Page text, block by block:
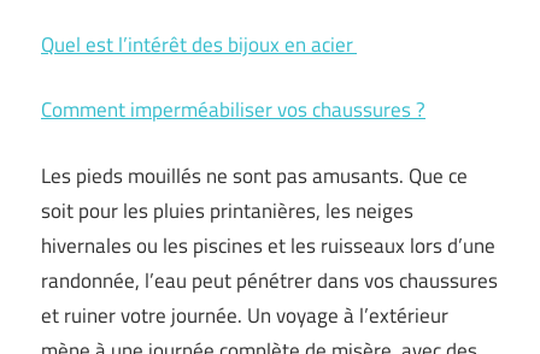
Quel est l’intérêt des bijoux en acier
Comment imperméabiliser vos chaussures ?
Les pieds mouillés ne sont pas amusants. Que ce
soit pour les pluies printanières, les neiges
hivernales ou les piscines et les ruisseaux lors d’une
randonnée, l’eau peut pénétrer dans vos chaussures
et ruiner votre journée. Un voyage à l’extérieur